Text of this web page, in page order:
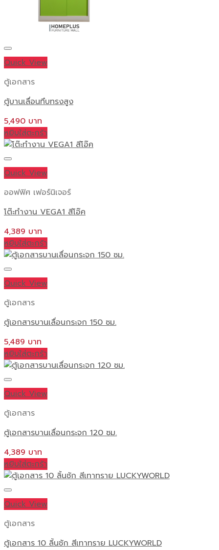
Quick View
ตู้เอกสาร
ตู้บานเลื่อนทึบทรงสูง
5,490
หยิบใส่ตะกร้า
Quick View
ออฟฟิศ เฟอร์นิเจอร์
โต๊ะทำงาน VEGA1 สีโอ๊ค
4,389
หยิบใส่ตะกร้า
Quick View
ตู้เอกสาร
ตู้เอกสารบานเลื่อนกระจก 150 ซม.
5,489
หยิบใส่ตะกร้า
Quick View
ตู้เอกสาร
ตู้เอกสารบานเลื่อนกระจก 120 ซม.
4,389
หยิบใส่ตะกร้า
Quick View
ตู้เอกสาร
ตู้เอกสาร 10 ลิ้นชัก สีเทาทราย LUCKYWORLD